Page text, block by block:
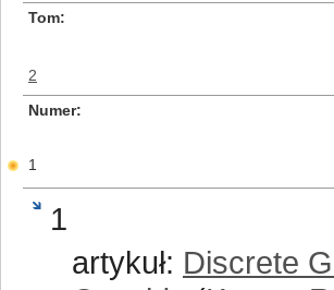
Tom
2
Numer
1
1
artykuł: Discrete